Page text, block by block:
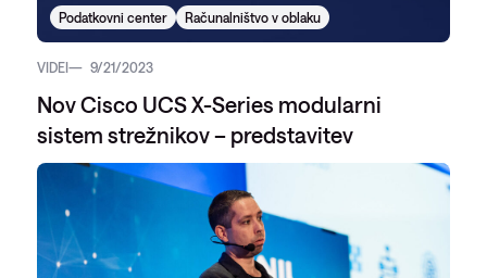
Podatkovni center Računalništvo v oblaku
VIDEI 9/21/2023
Nov Cisco UCS X-Series modularni
sistem strežnikov – predstavitev